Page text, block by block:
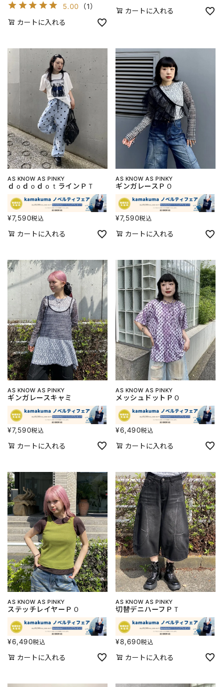
5.00 （1）
カートに入れる
カートに入れる
AS KNOW AS PINKY
ｄｏｄｏｄｏｔラインＰＴ
¥7,590税込
カートに入れる
AS KNOW AS PINKY
ギンガレースＰＯ
¥7,590税込
カートに入れる
AS KNOW AS PINKY
ギンガレースキャミ
¥7,590税込
カートに入れる
AS KNOW AS PINKY
メッシュドットＰＯ
¥6,490税込
カートに入れる
AS KNOW AS PINKY
ステッチレイヤーＰＯ
¥6,490税込
カートに入れる
AS KNOW AS PINKY
切替デニハーフＰＴ
¥8,690税込
カートに入れる